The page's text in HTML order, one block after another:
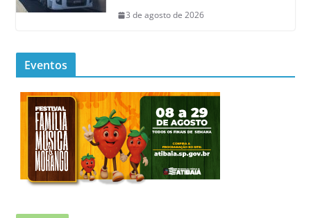
3 de agosto de 2026
Eventos